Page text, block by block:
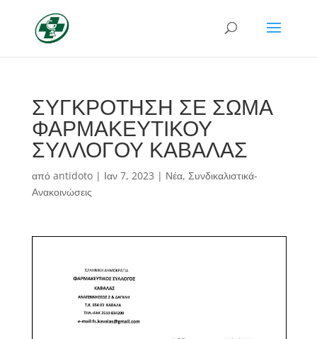
ΣΥΓΚΡΟΤΗΣΗ ΣΕ ΣΩΜΑ
ΦΑΡΜΑΚΕΥΤΙΚΟΥ
ΣΥΛΛΟΓΟΥ ΚΑΒΑΛΑΣ
από antidoto| Ιαν 7, 2023 | Νέα, Συνδικαλιστικά-
Ανακοινώσεις